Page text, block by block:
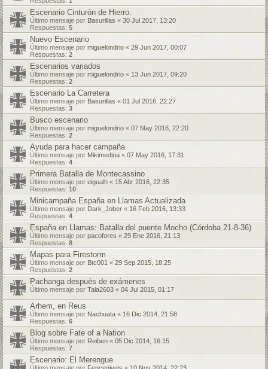
Escenario Cinturón de Hierro.
Último mensaje por Basurillas « 30 Jul 2017, 13:20
Respuestas: 5
Nuevo Escenario
Último mensaje por miguelondrio « 29 Jun 2017, 00:07
Respuestas: 2
Escenarios variados
Último mensaje por miguelondrio « 13 Jun 2017, 09:20
Respuestas: 2
Escenario La Carretera
Último mensaje por Basurillas « 01 Jul 2016, 22:27
Respuestas: 3
Busco escenario
Último mensaje por miguelondrio « 07 May 2016, 22:20
Respuestas: 2
Ayuda para hacer campaña
Último mensaje por Mikimedina « 07 May 2016, 17:31
Respuestas: 4
Primera Batalla de Montecassino
Último mensaje por eigualh « 15 Abr 2016, 22:35
Respuestas: 10
Minicampaña España en Llamas Actualizada
Último mensaje por Dark_Jober « 16 Feb 2016, 13:33
Respuestas: 4
España en Llamas: Batalla del puente Mocho (Córdoba 21-8-36)
Último mensaje por pacofores « 29 Ene 2016, 21:13
Respuestas: 8
Mapas para Firestorm
Último mensaje por Btc001 « 29 Sep 2015, 18:25
Respuestas: 2
Pachanga después de exámenes
Último mensaje por Tala2603 « 04 Jul 2015, 01:17
Arhem, en Reus
Último mensaje por Nachuata « 16 Dic 2014, 21:58
Respuestas: 6
Blog sobre Fate of a Nation
Último mensaje por Reiben « 05 Dic 2014, 16:15
Respuestas: 7
Escenario: El Merengue